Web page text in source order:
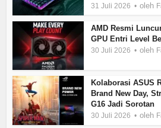
31 Juli 2026 oleh
AMD Resmi
GPU Entri Level
30 Juli 2026 oleh
Kolaborasi ASUS
Brand New Day,
G16 Jadi Sorotan
30 Juli 2026 oleh